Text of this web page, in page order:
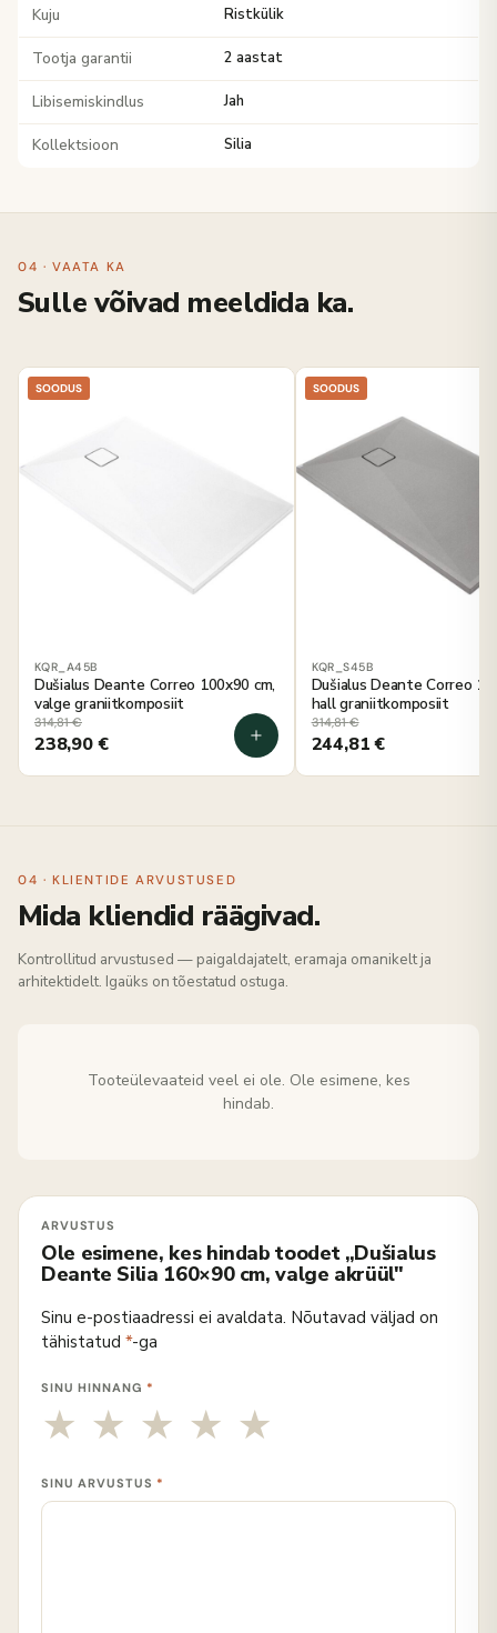
Kuju Ristkülik
Tootja garantii 2 aastat
Libisemiskindlus Jah
Kollektsioon Silia
04 · VAATA KA
Sulle võivad meeldida ka.
SOODUS
KQR_A45B
Dušialus Deante Correo 100x90 cm,
valge graniitkomposiit
314,81€
238,90€
SOODUS
KQR_S45B
Dušialus Deante Correo
hall graniitkomposiit
314,81€
244,81€
04 · KLIENTIDE ARVUSTUSED
Mida kliendid räägivad.
Kontrollitud arvustused — paigaldajatelt, eramaja omanikelt ja
arhitektidelt. Igaüks on tõestatud ostuga.
Tooteülevaateid veel ei ole. Ole esimene, kes
hindab.
Ole esimene, kes hindab toodet „Dušialus
Deante Silia 160×90 cm, valge akrüül"
Sinu e-postiaadressi ei avaldata. Nõutavad väljad on
tähistatud *-ga
SINU HINNANG *
SINU ARVUSTUS *